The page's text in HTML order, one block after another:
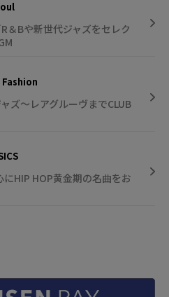
＆Bや新世代ジャズをセレク
ズ～レアグルーヴまでCLUB
HIP HOP黄金期の名曲をお